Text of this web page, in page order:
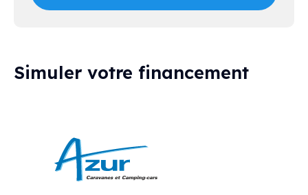
Simuler votre financement